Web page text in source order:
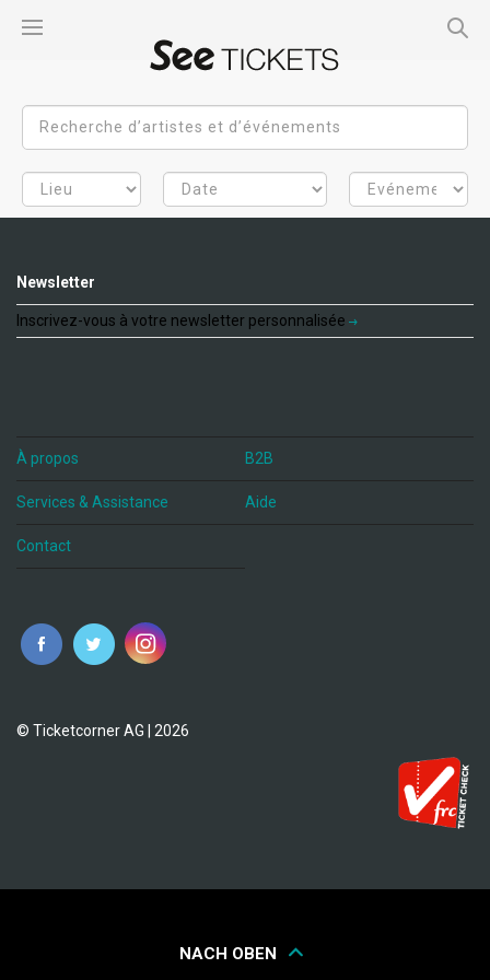
Newsletter
Inscrivez-vous à votre newsletter personnalisée
À propos B2B
Services & Assistance Aide
Contact
fr
© Ticketcorner AG | 2026
NACH OBEN